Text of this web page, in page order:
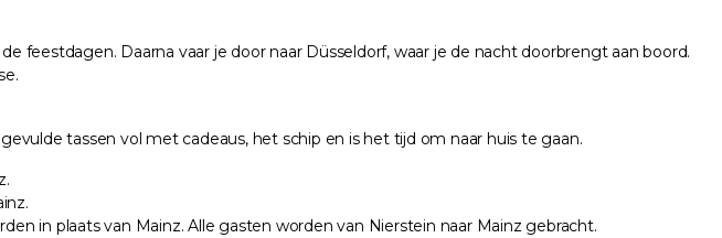
feestdagen. Daarna vaar je door naar Düsseldorf, waar je de nacht doorbrengt aan boord.
tassen vol met cadeaus, het schip en is het tijd om naar huis te gaan.
in plaats van Mainz. Alle gasten worden van Nierstein naar Mainz gebracht.